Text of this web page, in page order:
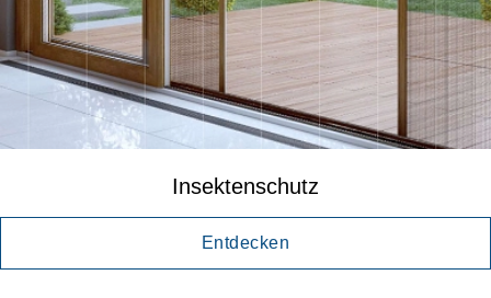
Insektenschutz
Entdecken